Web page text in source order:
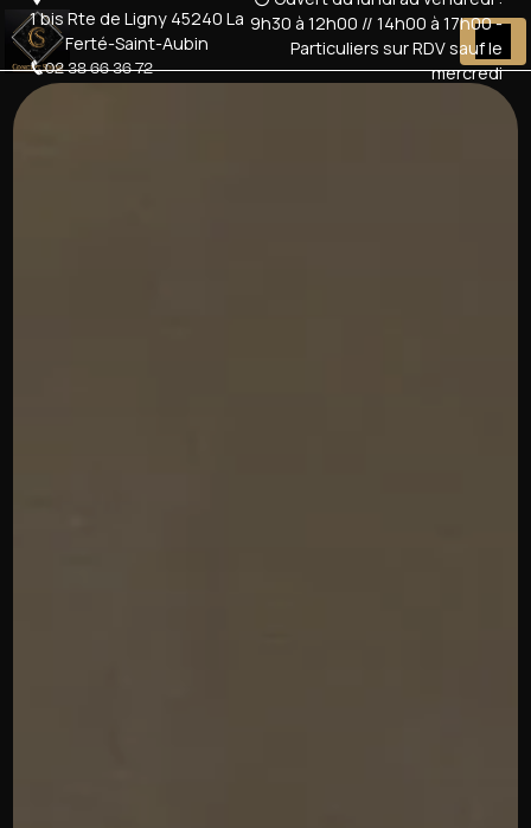
1 bis Rte de Ligny 45240 La
Ferté-Saint-Aubin
02 38 66 36 72
9h30 à 12h00 // 14h00 à 17h00 -
Particuliers sur RDV sauf le
mercredi
Panneau de gestion des cookies